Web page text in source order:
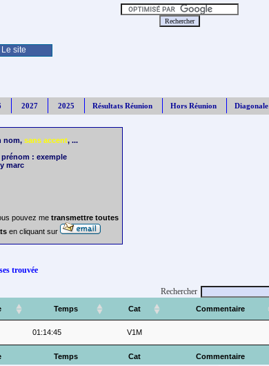
Le site
2027 2025 Résultats Réunion Hors Réunion Diagonale
nom, sans accent, ...
: exemple
marc
pouvez me transmettre toutes
en cliquant sur
trouvée
Rechercher
Temps Cat Commentaire
Temps Cat Commentaire
01:14:45 V1M